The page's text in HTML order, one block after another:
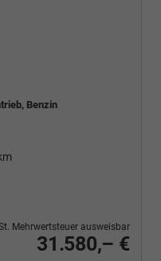
Benzin
31.580,– €
Mehrwertsteuer ausweisbar